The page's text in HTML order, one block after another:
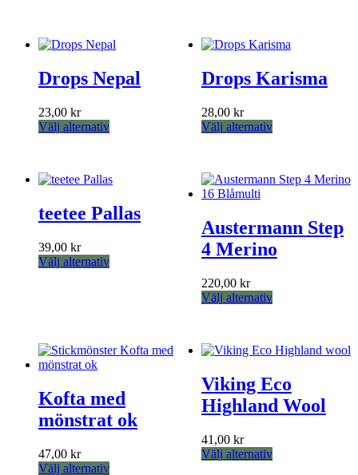
varianter.
olika
alternativen
väljas
på
Drops Nepal
23,00 kr
Välj alternativDen
flera
De
olika
kan
väljas
Drops Karisma
28,00 kr
Välj alternativDen
flera
olika
alternativen
kan
produktsidan
teetee Pallas
39,00 kr
Välj alternativDen
De
kan
väljas
på
produktsidan
Austermann Step
4 Merino
220,00 kr
Välj alternativDen
flera
De
olika
alternativen
på
Kofta med
mönstrat ok
47,00 kr
Välj alternativDen
Viking Eco
Highland Wool
41,00 kr
Välj alternativDen